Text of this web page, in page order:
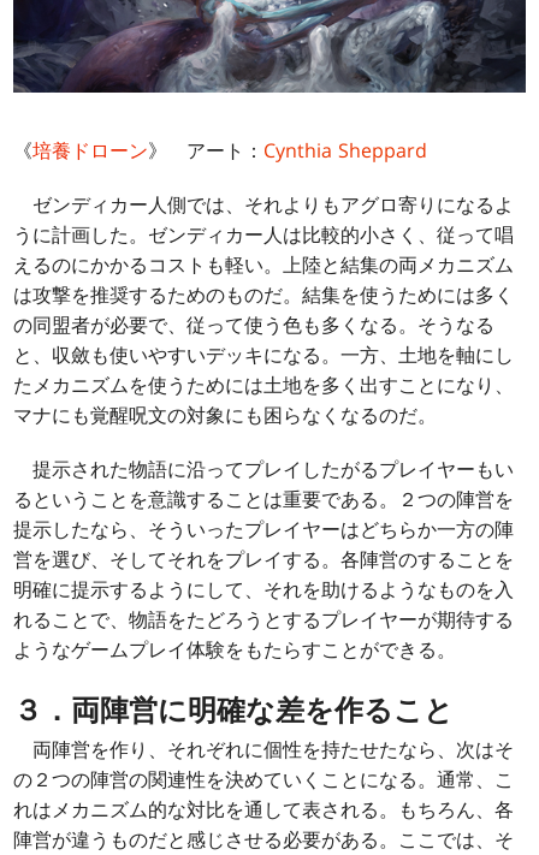
《培養ドローン》 アート： Cynthia Sheppard
ゼンディカー人側では、それよりもアグロ寄りになるよ
うに計画した。ゼンディカー人は比較的小さく、従って唱
えるのにかかるコストも軽い。上陸と結集の両メカニズム
は攻撃を推奨するためのものだ。結集を使うためには多く
の同盟者が必要で、従って使う色も多くなる。そうなる
と、収斂も使いやすいデッキになる。一方、土地を軸にし
たメカニズムを使うためには土地を多く出すことになり、
マナにも覚醒呪文の対象にも困らなくなるのだ。
提示された物語に沿ってプレイしたがるプレイヤーもい
るということを意識することは重要である。２つの陣営を
提示したなら、そういったプレイヤーはどちらか一方の陣
営を選び、そしてそれをプレイする。各陣営のすることを
明確に提示するようにして、それを助けるようなものを入
れることで、物語をたどろうとするプレイヤーが期待する
ようなゲームプレイ体験をもたらすことができる。
３．両陣営に明確な差を作ること
両陣営を作り、それぞれに個性を持たせたなら、次はそ
の２つの陣営の関連性を決めていくことになる。通常、こ
れはメカニズム的な対比を通して表される。もちろん、各
陣営が違うものだと感じさせる必要がある。ここでは、そ